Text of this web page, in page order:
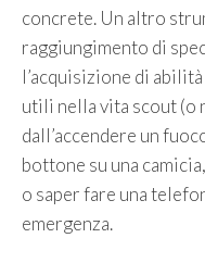
concrete. Un altro
raggiungimento di
l’acquisizione di
utili nella vita scout (o
dall’accendere un
bottone su una
o saper fare una
emergenza.